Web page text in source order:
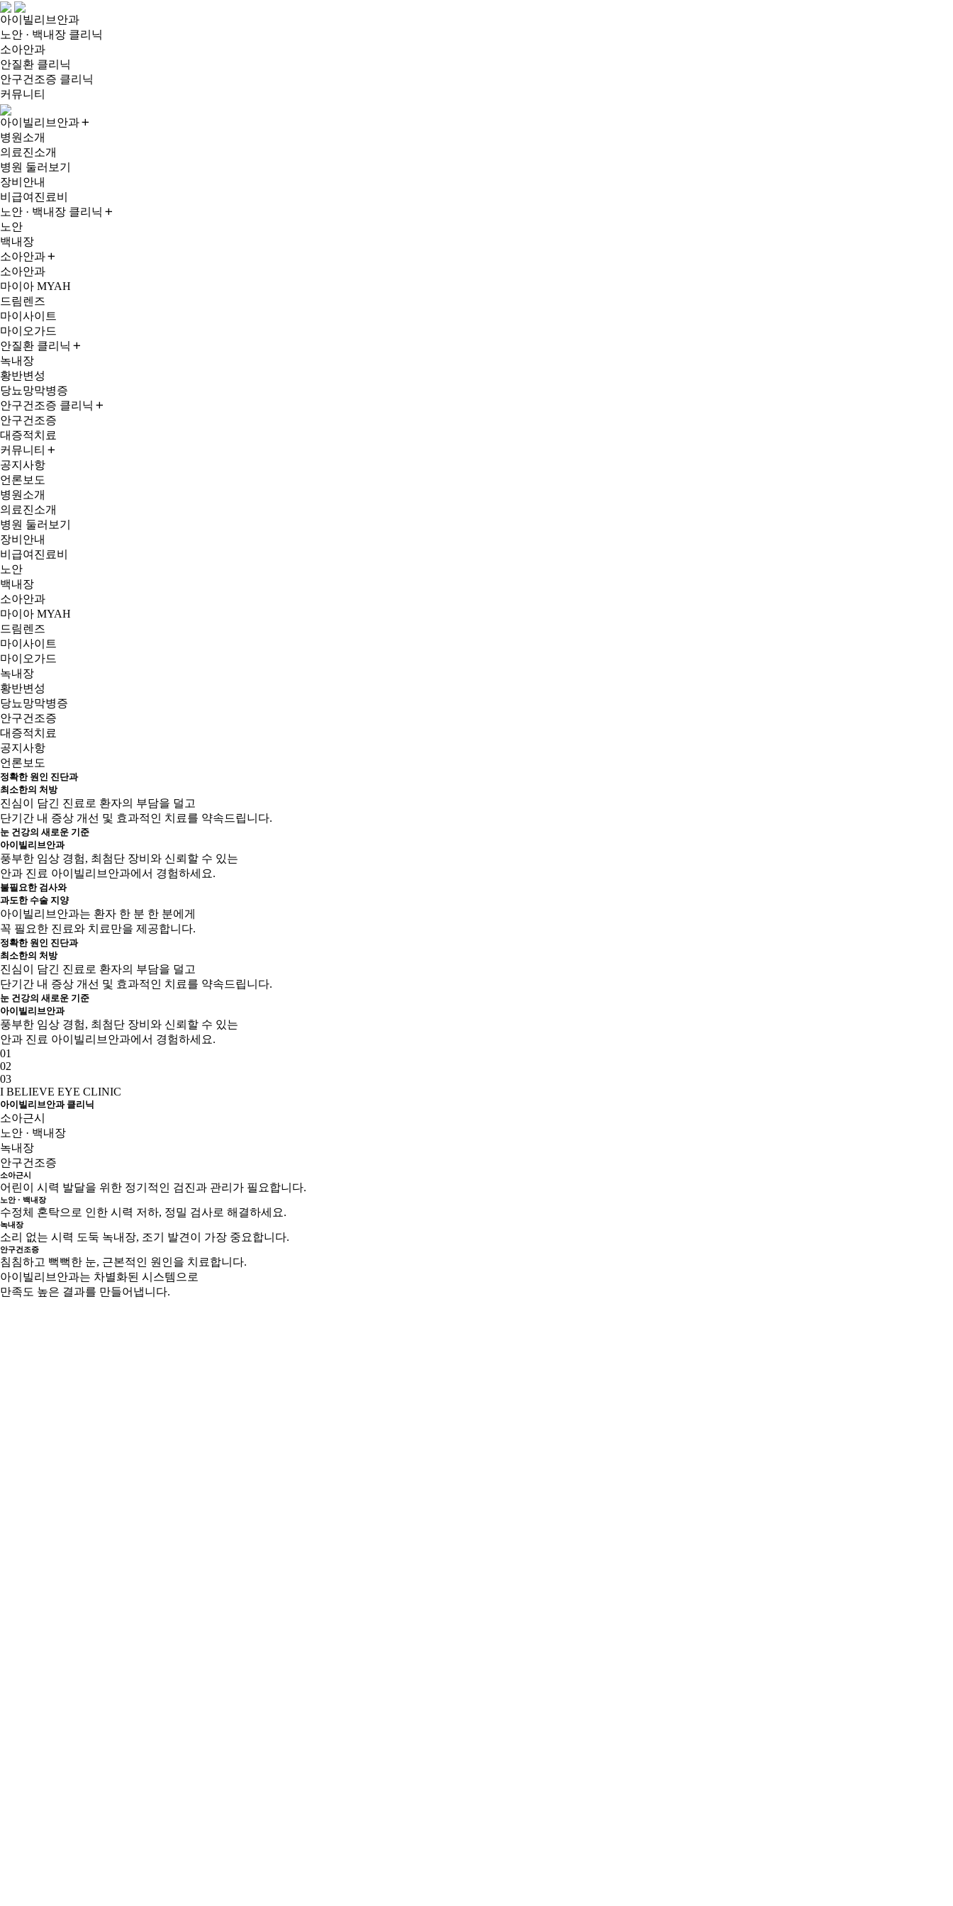
아이빌리브안과
노안 · 백내장 클리닉
소아안과
안질환 클리닉
안구건조증 클리닉
커뮤니티
아이빌리브안과
병원소개
의료진소개
병원 둘러보기
장비안내
비급여진료비
노안 · 백내장 클리닉
노안
백내장
소아안과
소아안과
마이아 MYAH
드림렌즈
마이사이트
마이오가드
안질환 클리닉
녹내장
황반변성
당뇨망막병증
안구건조증 클리닉
안구건조증
대증적치료
커뮤니티
공지사항
언론보도
병원소개
의료진소개
병원 둘러보기
장비안내
비급여진료비
노안
백내장
소아안과
마이아 MYAH
드림렌즈
마이사이트
마이오가드
녹내장
황반변성
당뇨망막병증
안구건조증
대증적치료
공지사항
언론보도
정확한 원인 진단과
최소한의 처방
진심이 담긴 진료로 환자의 부담을 덜고
단기간 내 증상 개선 및 효과적인 치료를 약속드립니다.
눈 건강의 새로운 기준
아이빌리브안과
풍부한 임상 경험, 최첨단 장비와 신뢰할 수 있는
안과 진료 아이빌리브안과에서 경험하세요.
불필요한 검사와
과도한 수술 지양
아이빌리브안과는 환자 한 분 한 분에게
꼭 필요한 진료와 치료만을 제공합니다.
정확한 원인 진단과
최소한의 처방
진심이 담긴 진료로 환자의 부담을 덜고
단기간 내 증상 개선 및 효과적인 치료를 약속드립니다.
눈 건강의 새로운 기준
아이빌리브안과
풍부한 임상 경험, 최첨단 장비와 신뢰할 수 있는
안과 진료 아이빌리브안과에서 경험하세요.
01
02
03
I BELIEVE EYE CLINIC
아이빌리브안과 클리닉
소아근시
노안 · 백내장
녹내장
안구건조증
소아근시
어린이 시력 발달을 위한 정기적인 검진과 관리가 필요합니다.
노안 · 백내장
수정체 혼탁으로 인한 시력 저하, 정밀 검사로 해결하세요.
녹내장
소리 없는 시력 도둑 녹내장, 조기 발견이 가장 중요합니다.
안구건조증
침침하고 뻑뻑한 눈, 근본적인 원인을 치료합니다.
아이빌리브안과는 차별화된 시스템으로
만족도 높은 결과를 만들어냅니다.
안
과